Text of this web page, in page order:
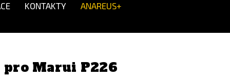
KONTAKTY ANAREUS+
Marui P226